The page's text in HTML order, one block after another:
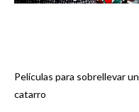
Navegación
Películas para sobrellevar un
catarro